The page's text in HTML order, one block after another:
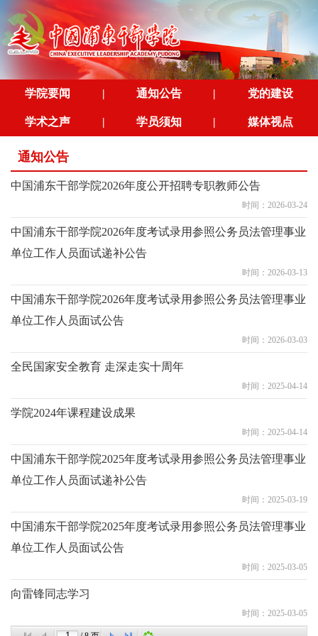
学院要闻 | 通知公告 | 党的建设
学术之声 | 学员须知 | 媒体视点
通知公告
中国浦东干部学院2026年度公开招聘专职教师公告
时间：2026-03-24
中国浦东干部学院2026年度考试录用参照公务员法管理事业
单位工作人员面试递补公告
时间：2026-03-13
中国浦东干部学院2026年度考试录用参照公务员法管理事业
单位工作人员面试公告
时间：2026-03-03
全民国家安全教育 走深走实十周年
时间：2025-04-14
学院2024年课程建设成果
时间：2025-04-14
中国浦东干部学院2025年度考试录用参照公务员法管理事业
单位工作人员面试递补公告
时间：2025-03-19
中国浦东干部学院2025年度考试录用参照公务员法管理事业
单位工作人员面试公告
时间：2025-03-05
向雷锋同志学习
时间：2025-03-05